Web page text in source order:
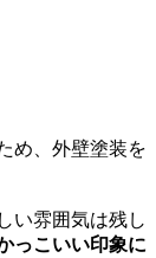
め、外壁塗装を
い雰囲気は残し
っこいい印象に